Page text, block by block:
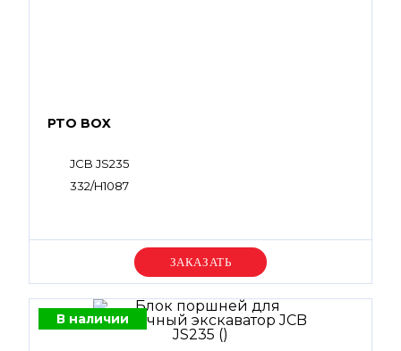
PTO BOX
JCB JS235
332/H1087
Уточняйте цену
В наличии